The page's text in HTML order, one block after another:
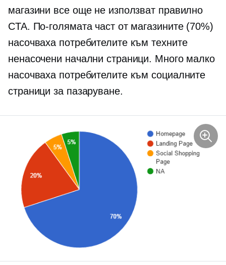
магазини все още не използват правилно
CTA. По-голямата част от магазините (70%)
насочваха потребителите към техните
ненасочени начални страници. Много малко
насочваха потребителите към социалните
страници за пазаруване.